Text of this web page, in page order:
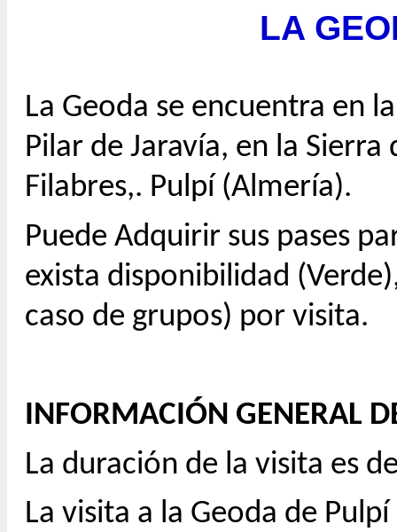
LA
La Geoda se encuentra en
Pilar de Jaravía, en la
Filabres,. Pulpí (Almería).
Puede Adquirir sus pases
exista disponibilidad
caso de grupos) por visita.
INFORMACIÓN GENERAL
La duración de la visita es
La visita a la Geoda de